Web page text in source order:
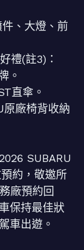
、大燈、前
(註3)：
。
直傘。
廠椅背收納
SUBARU
約，敬邀所
廠預約回
保持最佳狀
車出遊。